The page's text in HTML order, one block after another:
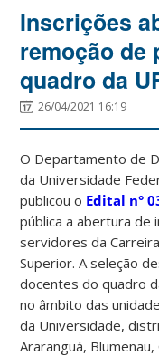
Inscrições
remoção de
quadro da
26/04/2021 16:19
O Departamento de
da Universidade
publicou o Edital n°
pública a abertura de
servidores da
Superior. A seleção
docentes do quadro
no âmbito das
da Universidade,
Araranguá,